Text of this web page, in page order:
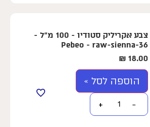
צבע אקריליק סטודיו - 100 מ"ל -
Pebeo - raw-sienna-36
18.00
₪
הוספה לסל »
−
+